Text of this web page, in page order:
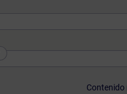
Contenido